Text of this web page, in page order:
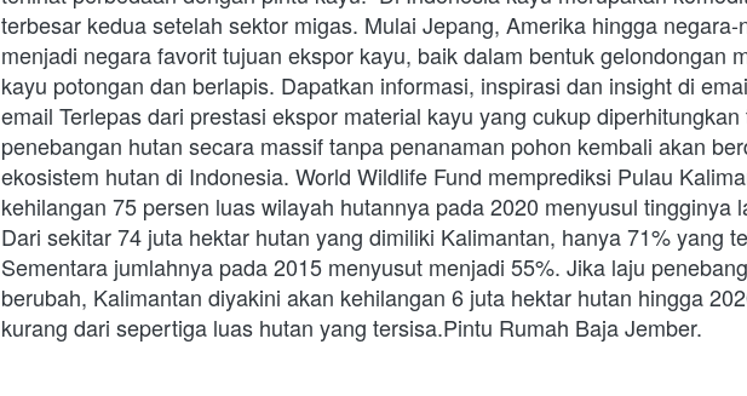
terbesar kedua setelah sektor migas. Mulai Jepang, Amerika hingga negara-
menjadi negara favorit tujuan ekspor kayu, baik dalam bentuk gelondongan
kayu potongan dan berlapis. Dapatkan informasi, inspirasi dan insight di
email Terlepas dari prestasi ekspor material kayu yang cukup diperhitungkan
penebangan hutan secara massif tanpa penanaman pohon kembali akan
ekosistem hutan di Indonesia. World Wildlife Fund memprediksi Pulau
kehilangan 75 persen luas wilayah hutannya pada 2020 menyusul tingginya
Dari sekitar 74 juta hektar hutan yang dimiliki Kalimantan, hanya 71% yang
Sementara jumlahnya pada 2015 menyusut menjadi 55%. Jika laju
berubah, Kalimantan diyakini akan kehilangan 6 juta hektar hutan hingga
kurang dari sepertiga luas hutan yang tersisa.Pintu Rumah Baja Jember.